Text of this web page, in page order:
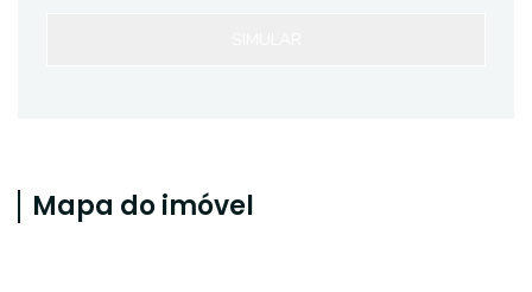
Mapa do imóvel